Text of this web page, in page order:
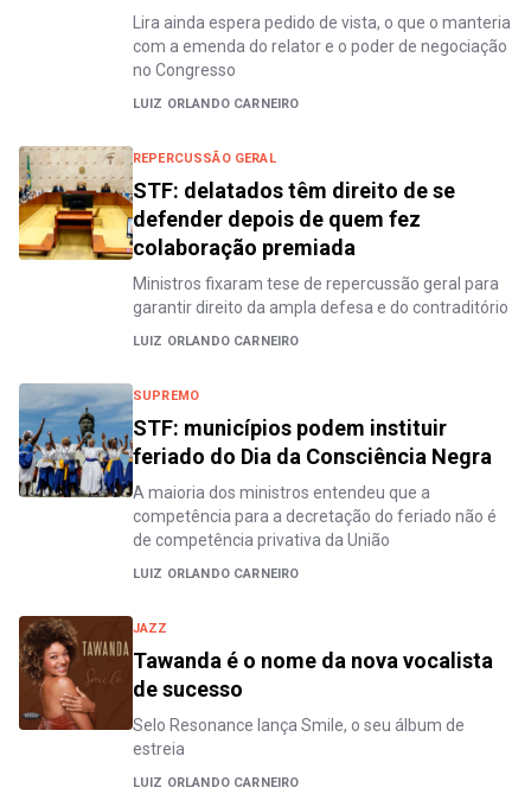
Lira ainda espera pedido de vista, o que o manteria
com a emenda do relator e o poder de negociação
no Congresso
LUIZ ORLANDO CARNEIRO
REPERCUSSÃO GERAL
STF: delatados têm direito de se
defender depois de quem fez
colaboração premiada
Ministros fixaram tese de repercussão geral para
garantir direito da ampla defesa e do contraditório
LUIZ ORLANDO CARNEIRO
SUPREMO
STF: municípios podem instituir
feriado do Dia da Consciência Negra
A maioria dos ministros entendeu que a
competência para a decretação do feriado não é
de competência privativa da União
LUIZ ORLANDO CARNEIRO
JAZZ
Tawanda é o nome da nova vocalista
de sucesso
Selo Resonance lança Smile, o seu álbum de
estreia
LUIZ ORLANDO CARNEIRO